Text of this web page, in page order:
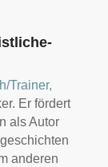
Trainer,
Er fördert
als Autor
anderen